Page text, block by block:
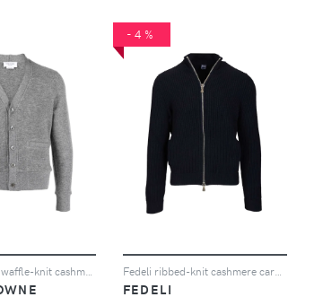
Thom Browne waffle-knit cashmere cardigan - Grau
-4%
Fedeli ribbed-knit cashmere cardigan - Blau
FEDELI